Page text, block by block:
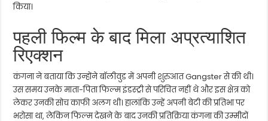
किया।
पहली फिल्म के बाद मिला अप्रत्याशित
रिएक्शन
कंगना ने बताया कि उन्होंने बॉलीवुड में अपनी शुरुआतGangsterसे की थी।
उस समय उनके माता-पिता फिल्म इंडस्ट्री से परिचित नहीं थे और इस क्षेत्र को
लेकर उनकी सोच काफी अलग थी। हालांकि उन्हें अपनी बेटी की प्रतिभा पर
भरोसा था, लेकिन फिल्म देखने के बाद उनकी प्रतिक्रिया कंगना की उम्मीदों